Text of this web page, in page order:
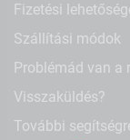
Fizetési
Szállítási módok
Problémád van a
Visszaküldés?
További